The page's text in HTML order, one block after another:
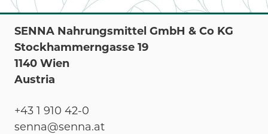
SENNA Nahrungsmittel GmbH & Co KG
Stockhammerngasse 19
1140 Wien
Austria
+43 1 910 42-0
senna@senna.at